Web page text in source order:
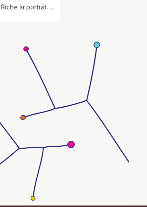
är porträtt,
att arbeta med
invasion av olika
komplicerade